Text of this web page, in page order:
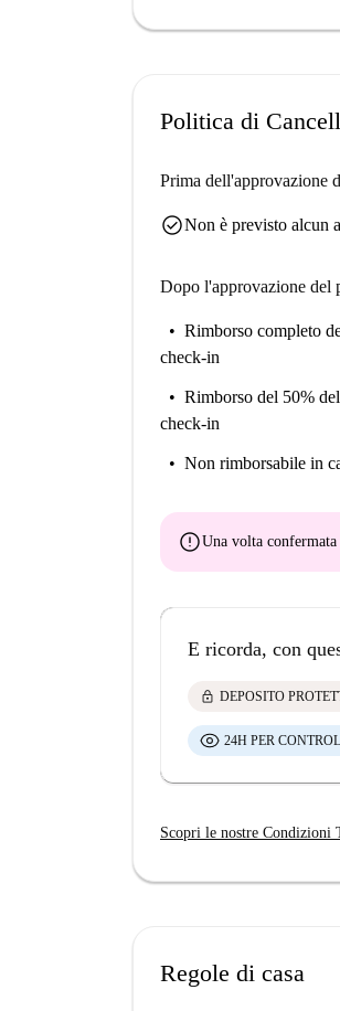
Chiesa di Sant'Anargyri,
Politica di
Prima dell'approvazione
check_circleNon è previsto alcun
Dopo l'approvazione del
Rimborso completo
check-in
Rimborso del 50%
check-in
Non rimborsabile in
errorUna volta
E ricorda, con
lock DEPOSITO
24H PER
Scopri le nostre Condizioni
Regole di casa